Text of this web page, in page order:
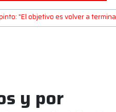
"El objetivo es volver a
y por